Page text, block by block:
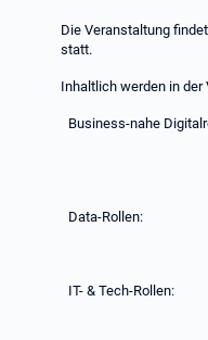
Die Veranstaltung
statt.
Inhaltlich werden in
Business-nahe
Data-Rollen:
IT- & Tech-Rollen: